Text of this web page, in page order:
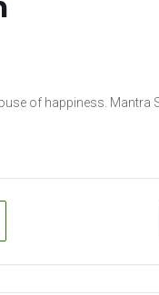
of happiness. Mantra